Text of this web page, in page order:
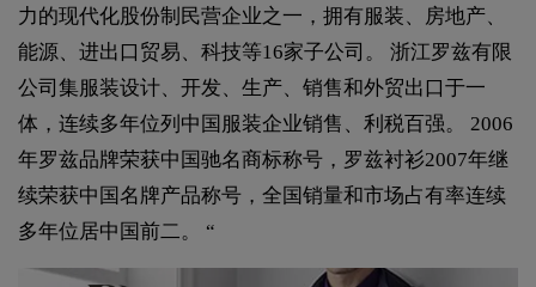
力的现代化股份制民营企业之一，拥有服装、房地产、
能源、进出口贸易、科技等16家子公司。 浙江罗兹有限
公司集服装设计、开发、生产、销售和外贸出口于一
体，连续多年位列中国服装企业销售、利税百强。 2006
年罗兹品牌荣获中国驰名商标称号，罗兹衬衫2007年继
续荣获中国名牌产品称号，全国销量和市场占有率连续
多年位居中国前二。 “